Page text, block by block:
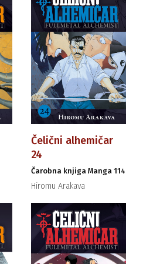
Čelični alhemičar
24
Čarobna knjiga Manga 114
Hiromu Arakava